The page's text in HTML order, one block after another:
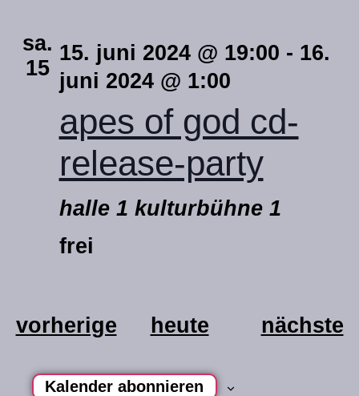
sa.
15
apes of god cd-
release-party
15. juni 2024 @ 19:00 - 16.
juni 2024 @ 1:00
halle 1 kulturbühne 1
frei
vorherigeveranstaltungen
heute nächste
Kalender abonnieren